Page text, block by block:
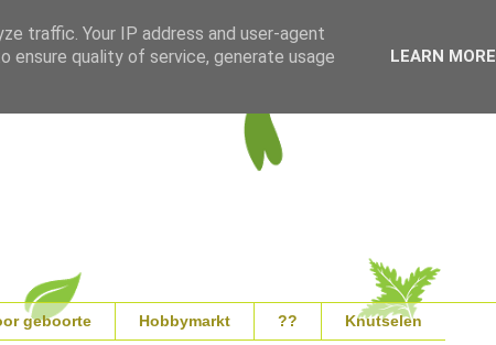
geboorte Hobbymarkt ?? Knutselen
traffic. Your IP address and user-agent
ensure quality of service, generate usage
LEARN MORE